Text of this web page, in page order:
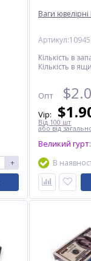
+
Ваги
Артикул:10945
Кількість в
Кількість в
Опт $
Vip: $
Від 100 шт
або від
Великий гурт:
В